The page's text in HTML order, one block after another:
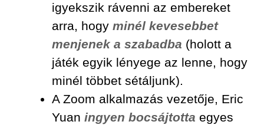
igyekszik rávenni az embereket
arra, hogyminél kevesebbet
menjenek a szabadba (holott a
játék egyik lényege az lenne, hogy
minél többet sétáljunk).
A Zoom alkalmazás vezetője, Eric
Yuan ingyen bocsájtotta egyes